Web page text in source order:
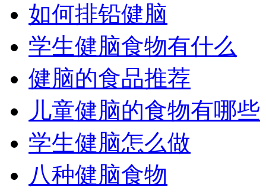
如何排铅健脑
学生健脑食物有什么
健脑的食品推荐
儿童健脑的食物有哪些
学生健脑怎么做
八种健脑食物